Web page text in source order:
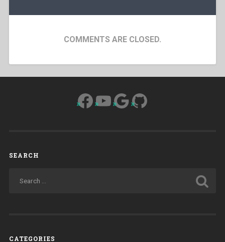
COMMENTS ARE CLOSED.
Facebook
YouTube
Google
GitHub
SEARCH
CATEGORIES